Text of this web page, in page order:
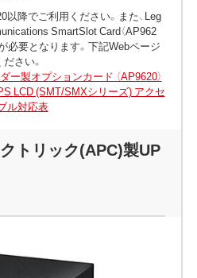
以降でご利用ください。また、Leg
SmartSlot Card（AP962
が必要となります。下記Webページ
さい。
ー製オプションカード （AP9620）
LCD (SMT/SMXシリーズ) アクセ
ル対応表
トリック(APC)製UP